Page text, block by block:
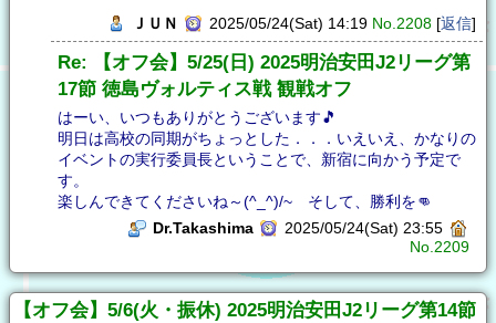
ＪＵＮ 2025/05/24(Sat) 14:19 No.2208 [返信]
Re: 【オフ会】5/25(日) 2025明治安田J2リーグ第
17節 徳島ヴォルティス戦 観戦オフ
はーい、いつもありがとうございます🎵
明日は高校の同期がちょっとした．．．いえいえ、かなりの
イベントの実行委員長ということで、新宿に向かう予定で
す。
楽しんできてくださいね～(^_^)/~ そして、勝利を👊
Dr.Takashima
2025/05/24(Sat) 23:55
No.2209
【オフ会】5/6(火・振休) 2025明治安田J2リーグ第14節